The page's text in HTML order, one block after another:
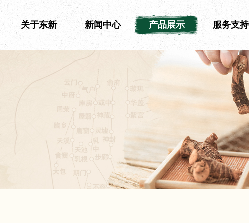
关于东新 新闻中心 产品展示 服务支持